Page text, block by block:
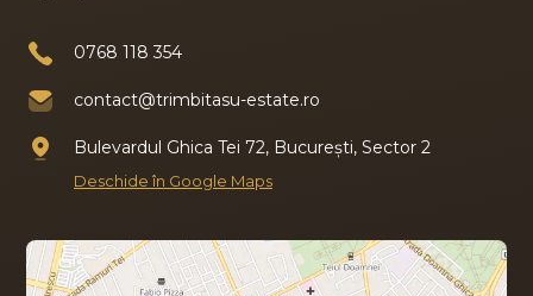
0768 118 354
contact@trimbitasu-estate.ro
Bulevardul Ghica Tei 72, București, Sector 2
Deschide în Google Maps